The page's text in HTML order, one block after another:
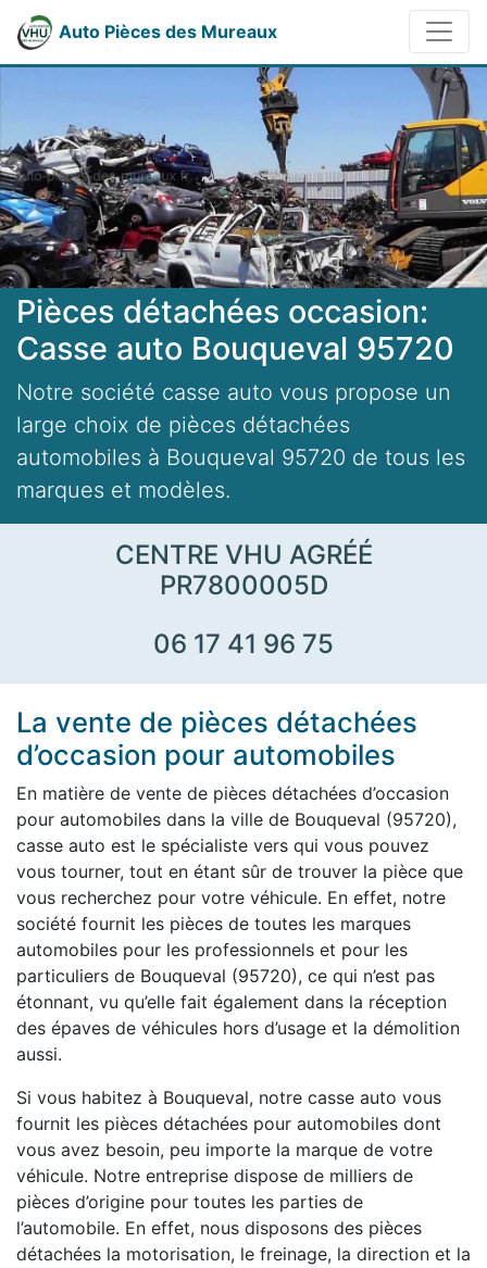
Auto Pièces des Mureaux
Pièces détachées occasion:
Casse auto Bouqueval 95720
Notre société casse auto vous propose un
large choix de pièces détachées
automobiles à Bouqueval 95720 de tous les
marques et modèles.
CENTRE VHU AGRÉÉ
PR7800005D
06 17 41 96 75
La vente de pièces détachées
d’occasion pour automobiles
En matière de vente de pièces détachées d’occasion
pour automobiles dans la ville de Bouqueval (95720),
casse auto est le spécialiste vers qui vous pouvez
vous tourner, tout en étant sûr de trouver la pièce que
vous recherchez pour votre véhicule. En effet, notre
société fournit les pièces de toutes les marques
automobiles pour les professionnels et pour les
particuliers de Bouqueval (95720), ce qui n’est pas
étonnant, vu qu’elle fait également dans la réception
des épaves de véhicules hors d’usage et la démolition
aussi.
Si vous habitez à Bouqueval, notre casse auto vous
fournit les pièces détachées pour automobiles dont
vous avez besoin, peu importe la marque de votre
véhicule. Notre entreprise dispose de milliers de
pièces d’origine pour toutes les parties de
l’automobile. En effet, nous disposons des pièces
détachées la motorisation, le freinage, la direction et la